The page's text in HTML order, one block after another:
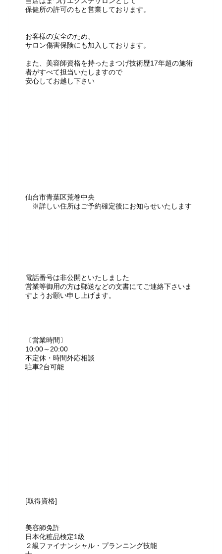
保健所の許可のもと営業しております。
お客様の安全のため、
サロン傷害保険にも加入しております。
また、美容師資格を持ったまつげ技術歴17年超の施術
者がすべて担当いたしますので
安心してお越し下さい
仙台市青葉区荒巻中央
※詳しい住所はご予約確定後にお知らせいたします
電話番号は非公開といたしました
営業等御用の方は郵送などの文書にてご連絡下さいま
すようお願い申し上げます。
〔営業時間〕
10:00～20:00
不定休・時間外応相談
駐車2台可能
[取得資格]
美容師免許
日本化粧品検定1級
２級ファイナンシャル・プランニング技能